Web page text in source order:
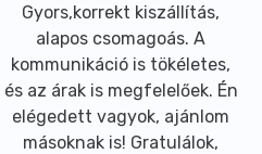
Gyors,korrekt kiszállítás,
alapos csomagoás. A
kommunikáció is tökéletes,
és az árak is megfelelőek. Én
elégedett vagyok, ajánlom
másoknak is! Gratulálok,